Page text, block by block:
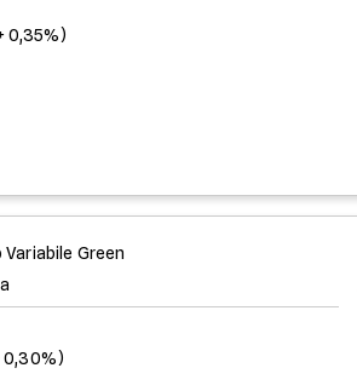
0,35%)
Variabile Green
0,30%)